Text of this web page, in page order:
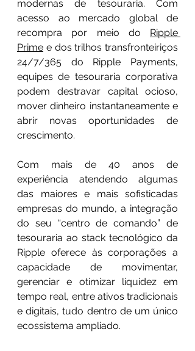
modernas de tesouraria. Com
acesso ao mercado global de
recompra por meio do Ripple
Prime e dos trilhos transfronteiriços
24/7/365 do Ripple Payments,
equipes de tesouraria corporativa
podem destravar capital ocioso,
mover dinheiro instantaneamente e
abrir novas oportunidades de
crescimento.
Com mais de 40 anos de
experiência atendendo algumas
das maiores e mais sofisticadas
empresas do mundo, a integração
do seu “centro de comando” de
tesouraria ao stack tecnológico da
Ripple oferece às corporações a
capacidade de movimentar,
gerenciar e otimizar liquidez em
tempo real, entre ativos tradicionais
e digitais, tudo dentro de um único
ecossistema ampliado.